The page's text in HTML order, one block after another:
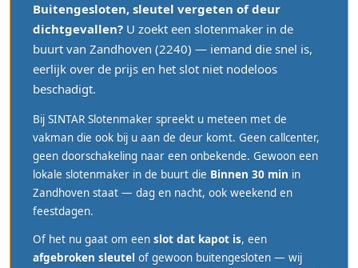
Buitengesloten, sleutel vergeten of deur
dichtgevallen? U zoekt een slotenmaker in de
buurt van Zandhoven (2240) — iemand die snel is,
eerlijk over de prijs en het slot niet nodeloos
beschadigt.
Bij SINTAR Slotenmaker spreekt u meteen met de
vakman die ook bij u aan de deur komt. Geen callcenter,
geen doorschakeling naar een onbekende. Gewoon een
lokale slotenmaker in de buurt die Binnen 30 min in
Zandhoven staat — dag en nacht, ook weekend en
feestdagen.
Of het nu gaat om een slot dat kapot is, een
afgebroken sleutel of gewoon buitengesloten — wij